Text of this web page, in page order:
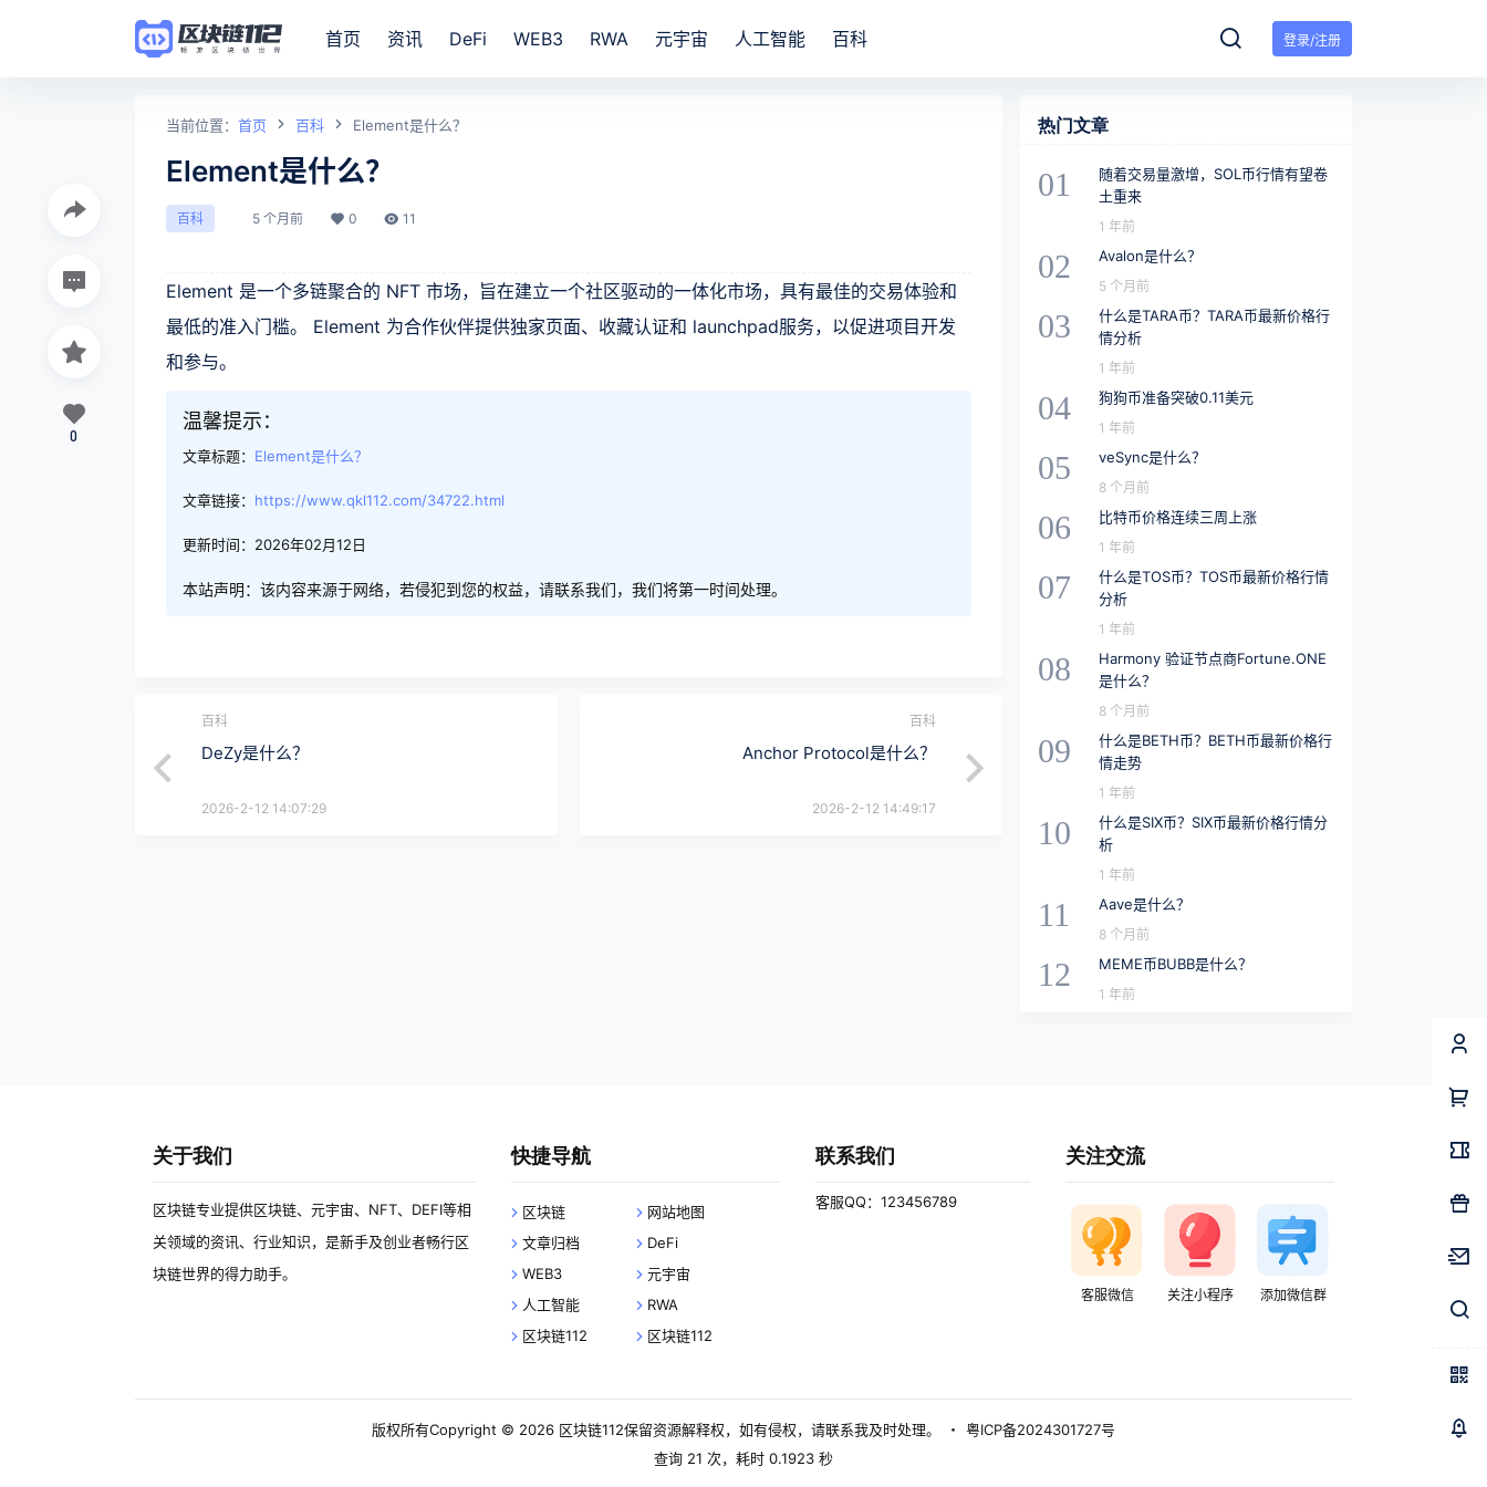
登录/注册
首页 资讯 DeFi WEB3 RWA 元宇宙 人工智能 百科
当前位置： 首页 百科 Element是什么？
Element是什么？
百科 5 个月前 0 11
Element 是一个多链聚合的 NFT 市场，旨在建立一个社区驱动的一体化市场，具有最佳的交易体验和
最低的准入门槛。 Element 为合作伙伴提供独家页面、收藏认证和 launchpad服务，以促进项目开发
和参与。
温馨提示：
文章标题： Element是什么？
文章链接： https://www.qkl112.com/34722.html
更新时间：2026年02月12日
本站声明：该内容来源于网络，若侵犯到您的权益，请联系我们，我们将第一时间处理。
0
百科
DeZy是什么？
2026-2-12 14:07:29
百科
Anchor Protocol是什么？
2026-2-12 14:49:17
热门文章
01
随着交易量激增，SOL币行情有望卷
土重来
1 年前
02 Avalon是什么？
5 个月前
03
什么是TARA币？TARA币最新价格行
情分析
1 年前
04 狗狗币准备突破0.11美元
1 年前
05 veSync是什么？
8 个月前
06 比特币价格连续三周上涨
1 年前
07
什么是TOS币？TOS币最新价格行情
分析
1 年前
08
Harmony 验证节点商Fortune.ONE
是什么？
8 个月前
09
什么是BETH币？BETH币最新价格行
情走势
1 年前
10
什么是SIX币？SIX币最新价格行情分
析
1 年前
11 Aave是什么？
8 个月前
12 MEME币BUBB是什么？
1 年前
关于我们
区块链专业提供区块链、元宇宙、NFT、DEFI等相
关领域的资讯、行业知识，是新手及创业者畅行区
块链世界的得力助手。
快捷导航
区块链
网站地图
文章归档
DeFi
WEB3
元宇宙
人工智能
RWA
区块链112
区块链112
联系我们
客服QQ：123456789
关注交流
客服微信 关注小程序 添加微信群
版权所有Copyright © 2026 区块链112保留资源解释权，如有侵权，请联系我及时处理。 ・
粤ICP备2024301727号
查询 21 次，耗时 0.1923 秒